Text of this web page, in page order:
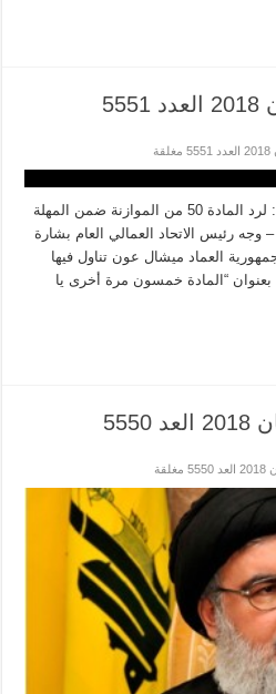
الأسمر في كتاب مفتوح إلى عون: لرد المادة 50 من الموازنة ضمن المهلة
وجه رئيس الاتحاد العمالي العام بشارة
العماد ميشال عون تناول فيها
50 من موازنة العام 2018، بعنوان “المادة خمسون مرة أخرى يا